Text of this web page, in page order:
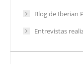
Blog de Iberian
Entrevistas